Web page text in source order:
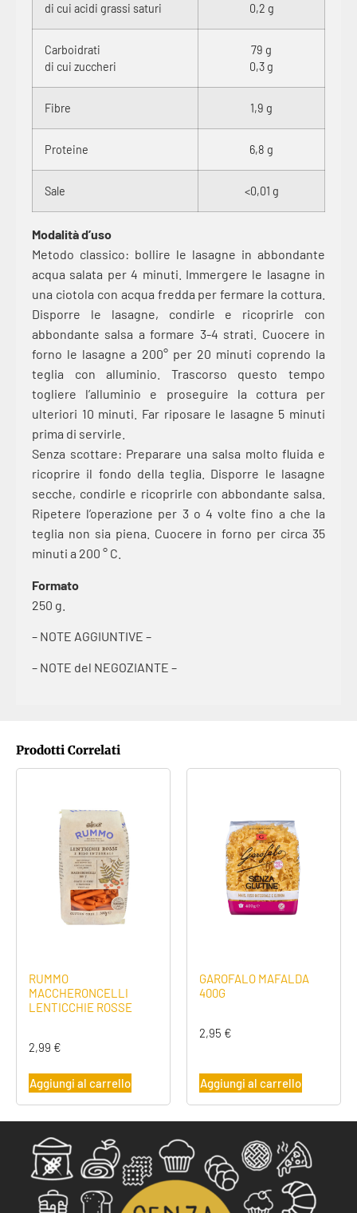
di cui acidi grassi saturi
0,2 g
Carboidrati
di cui zuccheri
79 g
0,3 g
Fibre 1,9 g
Proteine 6,8 g
Sale <0,01 g
Modalità d’uso
Metodo classico: bollire le lasagne in abbondante
acqua salata per 4 minuti. Immergere le lasagne in
una ciotola con acqua fredda per fermare la cottura.
Disporre le lasagne, condirle e ricoprirle con
abbondante salsa a formare 3-4 strati. Cuocere in
forno le lasagne a 200° per 20 minuti coprendo la
teglia con alluminio. Trascorso questo tempo
togliere l’alluminio e proseguire la cottura per
ulteriori 10 minuti. Far riposare le lasagne 5 minuti
prima di servirle.
Senza scottare: Preparare una salsa molto fluida e
ricoprire il fondo della teglia. Disporre le lasagne
secche, condirle e ricoprirle con abbondante salsa.
Ripetere l’operazione per 3 o 4 volte fino a che la
teglia non sia piena. Cuocere in forno per circa 35
minuti a 200 ° C.
Formato
250 g.
– NOTE AGGIUNTIVE –
– NOTE del NEGOZIANTE –
Prodotti Correlati
RUMMO
MACCHERONCELLI
LENTICCHIE ROSSE
2,99 €
Aggiungi al carrello
GAROFALO MAFALDA
400G
2,95 €
Aggiungi al carrello